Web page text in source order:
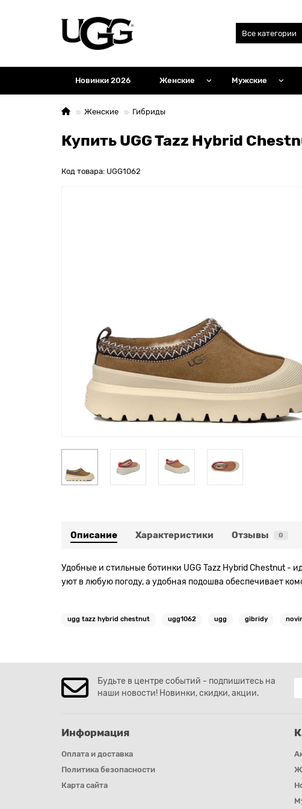
Все категории
Новинки 2026 Женские Мужские
Женские Гибриды
Купить UGG Tazz Hybrid
Код товара: UGG1062
Описание Характеристики Отзывы 0
Удобные и стильные ботинки UGG Tazz Hybrid Chestnut -
уют в любую погоду, а удобная подошва обеспечивает
ugg tazz hybrid chestnut ugg1062 ugg gibridy
Будьте в центре событий - подпишитесь на
наши новости! Новинки, скидки, акции.
Информация
Оплата и доставка
Политика безопасности
Карта сайта